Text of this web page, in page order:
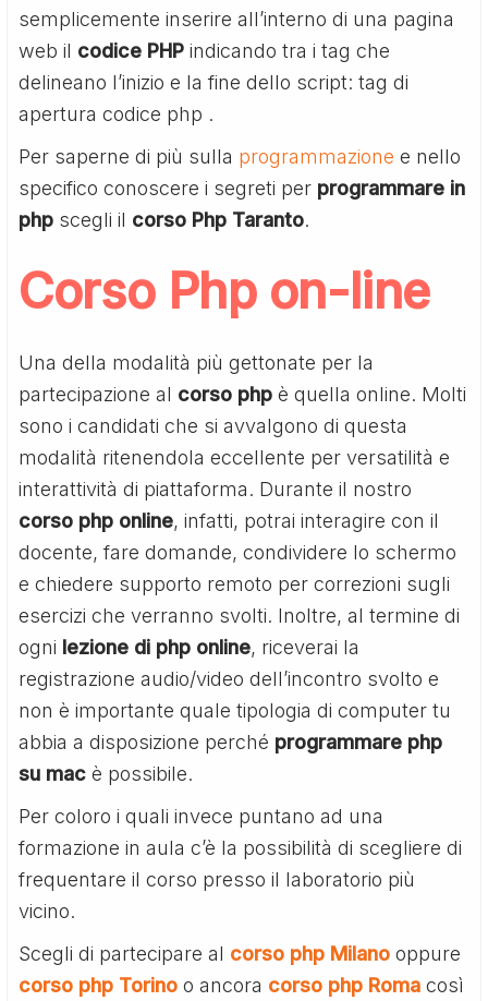
semplicemente inserire all’interno di una pagina
web il codice PHP indicando tra i tag che
delineano l’inizio e la fine dello script: tag di
apertura codice php .
Per saperne di più sulla programmazione e nello
specifico conoscere i segreti per programmare in
php scegli il corso Php Taranto.
Corso Php on-line
Una della modalità più gettonate per la
partecipazione al corso php è quella online. Molti
sono i candidati che si avvalgono di questa
modalità ritenendola eccellente per versatilità e
interattività di piattaforma. Durante il nostro
corso php online, infatti, potrai interagire con il
docente, fare domande, condividere lo schermo
e chiedere supporto remoto per correzioni sugli
esercizi che verranno svolti. Inoltre, al termine di
ogni lezione di php online, riceverai la
registrazione audio/video dell’incontro svolto e
non è importante quale tipologia di computer tu
abbia a disposizione perché programmare php
su mac è possibile.
Per coloro i quali invece puntano ad una
formazione in aula c’è la possibilità di scegliere di
frequentare il corso presso il laboratorio più
vicino.
Scegli di partecipare al corso php Milano oppure
corso php Torino o ancora corso php Roma così